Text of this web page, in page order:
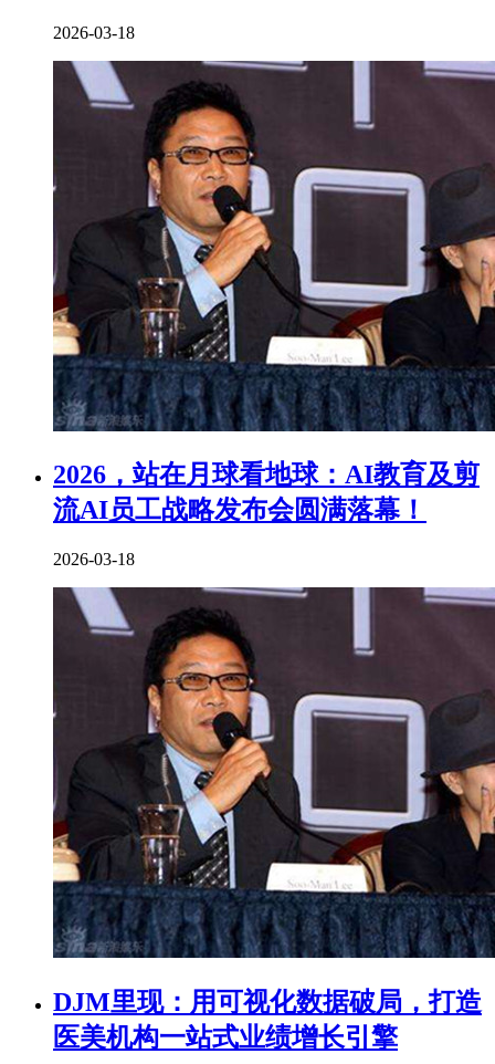
2026-03-18
2026，站在月球看地球：AI教育及剪
流AI员工战略发布会圆满落幕！
2026-03-18
DJM里现：用可视化数据破局，打造
医美机构一站式业绩增长引擎